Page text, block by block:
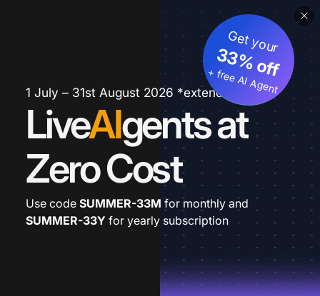
1 July – 31st August 2026 *extended
LiveAIgents at
Zero Cost
Get your
33% off
+ free AI Agent
Use code SUMMER-33M for monthly and
SUMMER-33Y for yearly subscription